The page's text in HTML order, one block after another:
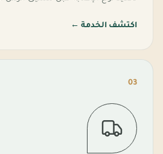
اكتشف الخدمة ←
03